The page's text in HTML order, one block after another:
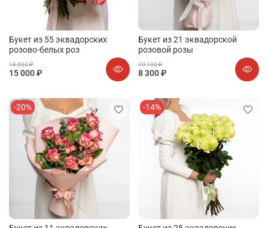
Букет из 55 эквадорских
розово-белых роз
18 500 ₽
15 000 ₽
Букет из 21 эквадорской
розовой розы
10 100 ₽
8 300 ₽
-20% -14%